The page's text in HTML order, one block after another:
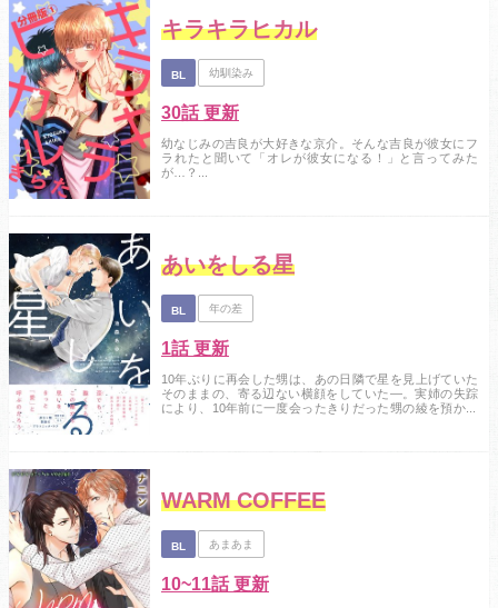
キラキラヒカル
BL 幼馴染み
30話 更新
幼なじみの吉良が大好きな京介。そんな吉良が彼女にフ
ラれたと聞いて「オレが彼女になる！」と言ってみた
が…？...
あいをしる星
BL 年の差
1話 更新
10年ぶりに再会した甥は、あの日隣で星を見上げていた
そのままの、寄る辺ない横顔をしていた―。実姉の失踪
により、10年前に一度会ったきりだった甥の綾を預かる
をたまらなく可愛いと思い始めるが、綾には、隆宏自身
WARM COFFEE
BL あまあま
10~11話 更新